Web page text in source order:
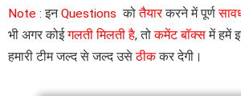
Note : इनQuestions कोतैयारकरने में पूर्ण
भी अगर कोईगलती मिलती है, तोकमेंट बॉक्समें हमें
हमारी टीम जल्द से जल्द उसेठीककर देगी।